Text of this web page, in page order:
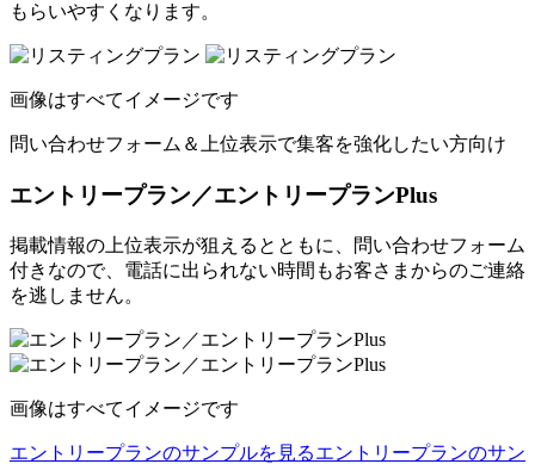
もらいやすくなります。
画像はすべてイメージです
問い合わせフォーム＆上位表示で集客を強化したい方向け
エントリープラン／エントリープランPlus
掲載情報の上位表示が狙えるとともに、問い合わせフォーム
付きなので、電話に出られない時間もお客さまからのご連絡
を逃しません。
画像はすべてイメージです
エントリープランのサンプルを見るエントリープランのサン